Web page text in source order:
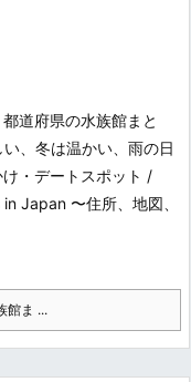
道府県の水族館まと
、冬は温かい、雨の日
・デートスポット /
Japan 〜住所、地図、
館ま ...